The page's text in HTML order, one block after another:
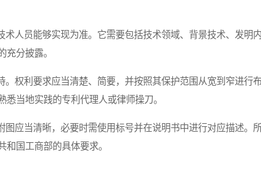
人员能够实现为准。它需要包括技术领域、背景技术、发明内
分披露。
权利要求应当清楚、简要，并按照其保护范围从宽到窄进行
当地实践的专利代理人或律师操刀。
应当清晰，必要时需使用标号并在说明书中进行对应描述。
国工商部的具体要求。